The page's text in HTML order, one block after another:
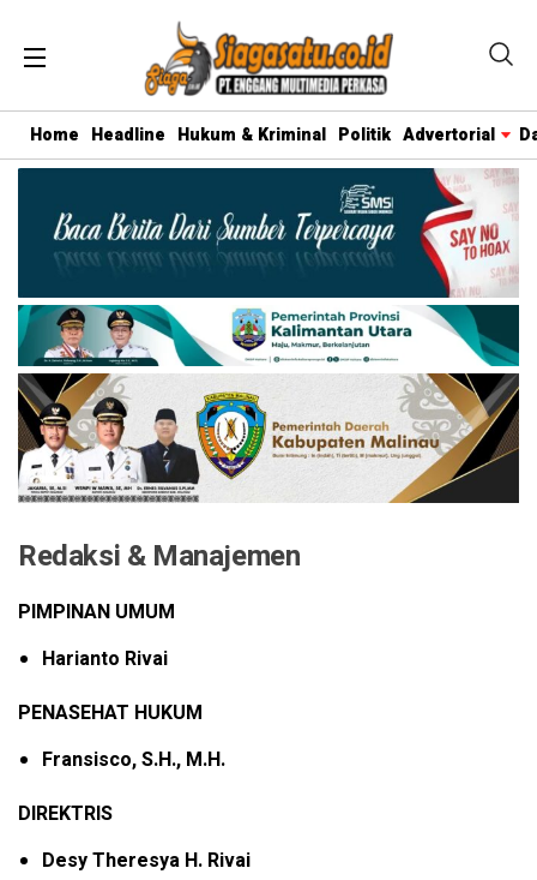
Home Headline Hukum & Kriminal Politik Advertorial
Redaksi & Manajemen
PIMPINAN UMUM
Harianto Rivai
PENASEHAT HUKUM
Fransisco, S.H., M.H.
DIREKTRIS
Desy Theresya H. Rivai